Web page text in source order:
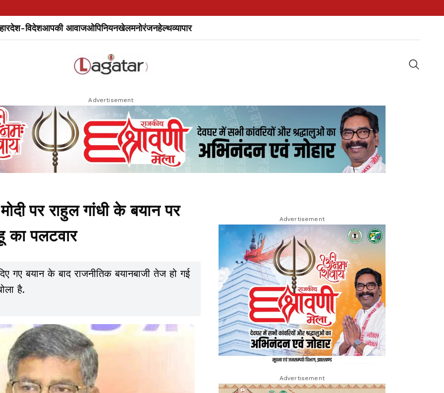
देश-विदेशआपकी आवाजओपिनियनखेलमनोरंजनहेल्थव्यापार
Advertisement
पर राहुल गांधी के बयान पर
का पलटवार
गए बयान के बाद राजनीतिक बयानबाजी तेज हो गई
है.
Advertisement
Advertisement